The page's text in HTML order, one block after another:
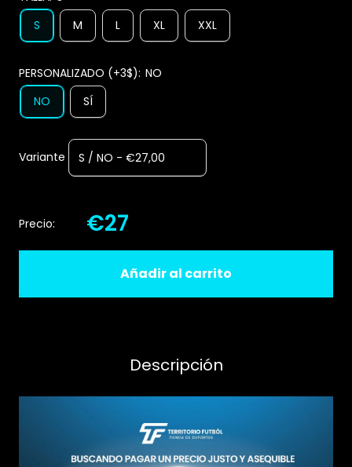
S
M L XL XXL
PERSONALIZADO (+3$): NO
NO
SÍ
Variante
Precio: €27
Añadir al carrito
Descripción